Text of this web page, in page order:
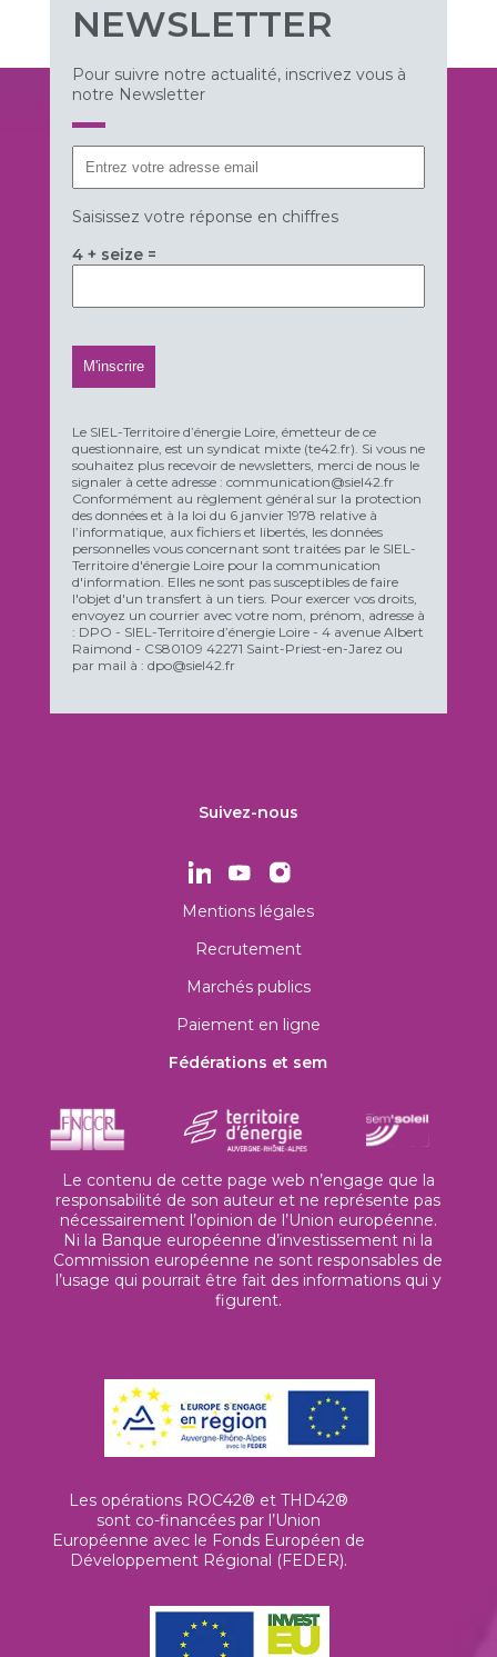
NEWSLETTER
Pour suivre notre actualité, inscrivez vous à
notre Newsletter
Saisissez votre réponse en chiffres
4 + seize =
Le SIEL-Territoire d’énergie Loire, émetteur de ce
questionnaire, est un syndicat mixte (te42.fr). Si vous ne
souhaitez plus recevoir de newsletters, merci de nous le
signaler à cette adresse : communication@siel42.fr
Conformément au règlement général sur la protection
des données et à la loi du 6 janvier 1978 relative à
l’informatique, aux fichiers et libertés, les données
personnelles vous concernant sont traitées par le SIEL-
Territoire d'énergie Loire pour la communication
d'information. Elles ne sont pas susceptibles de faire
l'objet d'un transfert à un tiers. Pour exercer vos droits,
envoyez un courrier avec votre nom, prénom, adresse à
: DPO - SIEL-Territoire d’énergie Loire - 4 avenue Albert
Raimond - CS80109 42271 Saint-Priest-en-Jarez ou
par mail à : dpo@siel42.fr
Suivez-nous
Mentions légales
Recrutement
Marchés publics
Paiement en ligne
Fédérations et sem
Le contenu de cette page web n’engage que la
responsabilité de son auteur et ne représente pas
nécessairement l’opinion de l’Union européenne.
Ni la Banque européenne d’investissement ni la
Commission européenne ne sont responsables de
l’usage qui pourrait être fait des informations qui y
figurent.
Les opérations ROC42® et THD42®
sont co-financées par l’Union
Européenne avec le Fonds Européen de
Développement Régional (FEDER).